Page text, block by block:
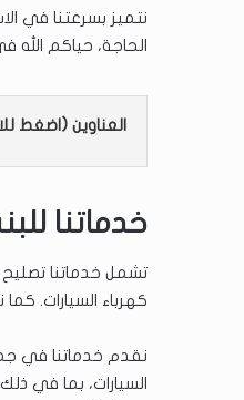
نتميز بسرعتنا في
الحاجة، حياكم
العناوين (اضغط
خدماتنا
تشمل خدماتنا تصليح
كهرباء السيارات.
نقدم خدماتنا في
السيارات، بما في